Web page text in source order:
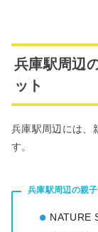
兵庫駅周辺
ット
兵庫駅周辺には、
す。
兵庫駅周辺の親
NATURE